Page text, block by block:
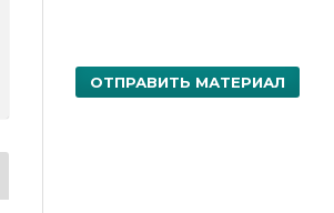
ОТПРАВИТЬ МАТЕРИАЛ